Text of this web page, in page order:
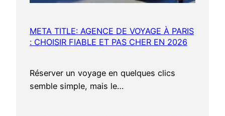
META TITLE: AGENCE DE VOYAGE À PARIS
: CHOISIR FIABLE ET PAS CHER EN 2026
Réserver un voyage en quelques clics
semble simple, mais le…